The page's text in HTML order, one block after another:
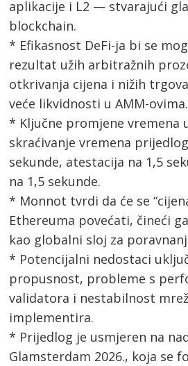
aplikacije i L2 — stvarajući
blockchain.
* Efikasnost DeFi-ja bi se
rezultat užih arbitražnih
otkrivanja cijena i nižih
veće likvidnosti u AMM-ovima.
* Ključne promjene vremena
skraćivanje vremena
sekunde, atestacija na 1,5
na 1,5 sekunde.
* Monnot tvrdi da će se
Ethereuma povećati, čineći
kao globalni sloj za
* Potencijalni nedostaci
propusnost, probleme s
validatora i nestabilnost
implementira.
* Prijedlog je usmjeren na
Glamsterdam 2026., koja se